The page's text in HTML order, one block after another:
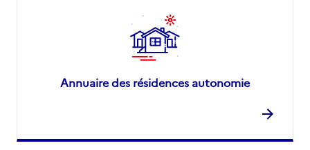
Annuaire des résidences autonomie